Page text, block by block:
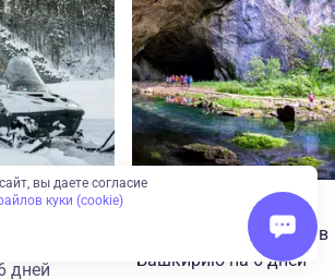
дней
Уральский мультитур в
Башкирию на 6 дней
вы даете согласие
куки (cookie)